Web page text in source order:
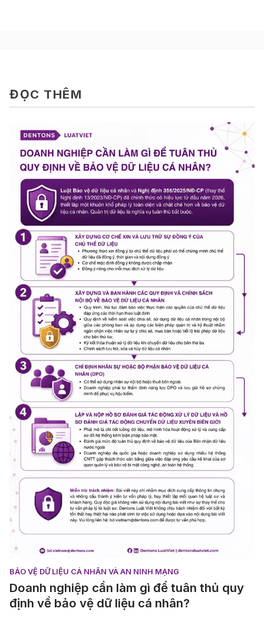
ĐỌC THÊM
BẢO VỆ DỮ LIỆU CÁ NHÂN VÀ AN NINH MẠNG
Doanh nghiệp cần làm gì để tuân thủ quy
định về bảo vệ dữ liệu cá nhân?